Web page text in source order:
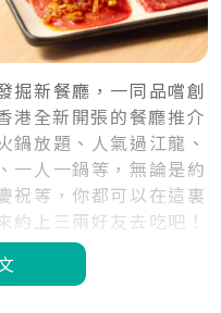
掘新餐廳，一同品嚐創
港全新開張的餐廳推介
鍋放題、人氣過江龍、
一人一鍋等，無論是約
祝等，你都可以在這裏
約上三兩好友去吃吧！